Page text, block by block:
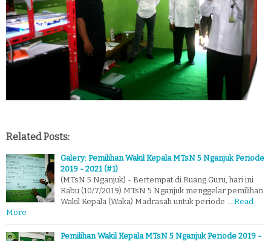
Related Posts:
Galery: Pemilihan Wakil Kepala MTsN 5 Nganjuk Periode
2019 - 2021 (#1)
(MTsN 5 Nganjuk) - Bertempat di Ruang Guru, hari ini
Rabu (10/7/2019) MTsN 5 Nganjuk menggelar pemilihan
Wakil Kepala (Waka) Madrasah untuk periode …
Read
More
Pemilihan Wakil Kepala MTsN 5 Nganjuk Periode 2019 -